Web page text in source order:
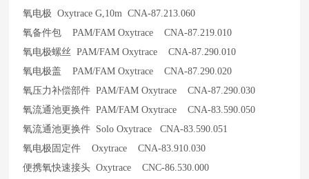
氧电极 Oxytrace G,10m CNA-87.213.060
氧备件包 PAM/FAM Oxytrace CNA-87.219.010
氧电极螺丝 PAM/FAM Oxytrace CNA-87.290.010
氧电极盖 PAM/FAM Oxytrace CNA-87.290.020
氧压力补偿部件 PAM/FAM Oxytrace CNA-87.290.030
氧流通池更换件 PAM/FAM Oxytrace CNA-83.590.050
氧流通池更换件 Solo Oxytrace CNA-83.590.051
氧电极固定件 Oxytrace CNA-83.910.030
便携氧快速接头 Oxytrace CNC-86.530.000